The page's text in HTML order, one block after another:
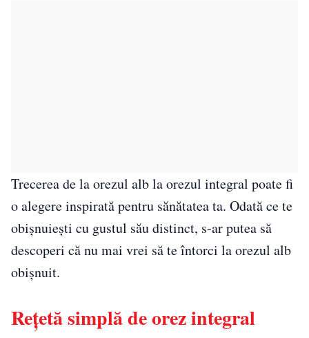
Trecerea de la orezul alb la orezul integral poate fi
o alegere inspirată pentru sănătatea ta. Odată ce te
obișnuiești cu gustul său distinct, s-ar putea să
descoperi că nu mai vrei să te întorci la orezul alb
obișnuit.
Rețetă simplă de orez integral